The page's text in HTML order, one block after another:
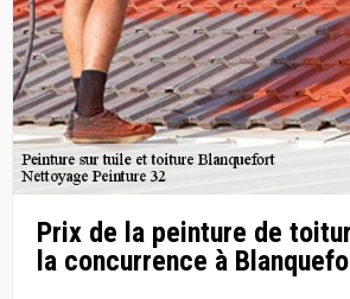
Prix de la peinture de
la concurrence à